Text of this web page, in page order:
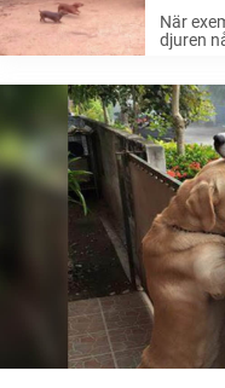
När
djuren
vara